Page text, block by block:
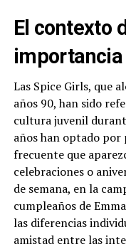
El contexto
importancia
Las Spice Girls, que
años 90, han sido
cultura juvenil
años han optado
frecuente que
celebraciones o
de semana, en la
cumpleaños de
las diferencias
amistad entre las